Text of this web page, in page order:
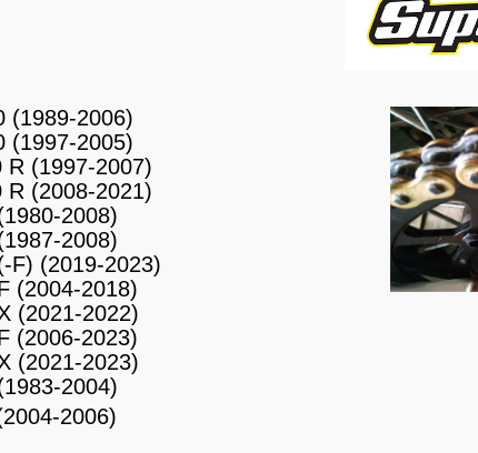
(1989-2006)
(1997-2005)
R (1997-2007)
R (2008-2021)
2008)
2008)
F) (2019-2023)
(2004-2018)
(2021-2022)
(2006-2023)
(2021-2023)
2004)
2006)